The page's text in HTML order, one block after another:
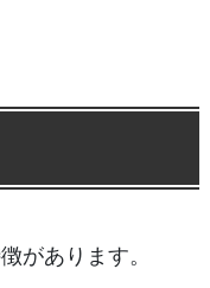
があります。